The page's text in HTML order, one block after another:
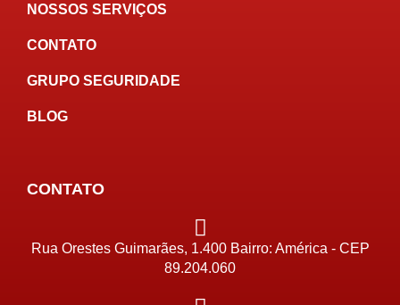
NOSSOS SERVIÇOS
CONTATO
GRUPO SEGURIDADE
BLOG
CONTATO
Rua Orestes Guimarães, 1.400 Bairro: América - CEP
89.204.060